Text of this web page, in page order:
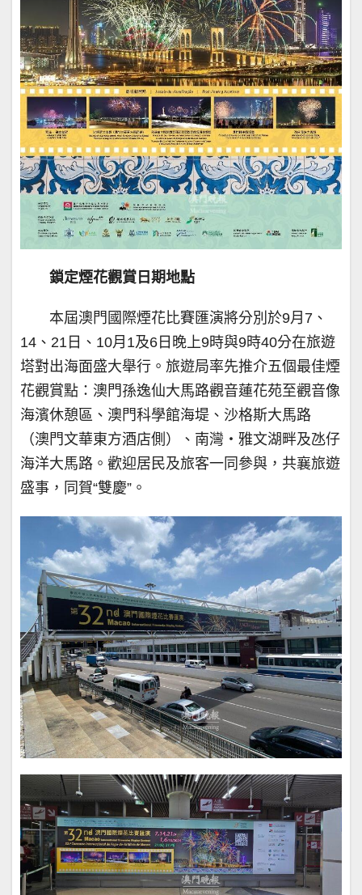
鎖定煙花觀賞日期地點
本屆澳門國際煙花比賽匯演將分別於9月7、
14、21日、10月1及6日晚上9時與9時40分在旅遊
塔對出海面盛大舉行。旅遊局率先推介五個最佳煙
花觀賞點：澳門孫逸仙大馬路觀音蓮花苑至觀音像
海濱休憩區、澳門科學館海堤、沙格斯大馬路
（澳門文華東方酒店側）、南灣・雅文湖畔及氹仔
海洋大馬路。歡迎居民及旅客一同參與，共襄旅遊
盛事，同賀“雙慶”。